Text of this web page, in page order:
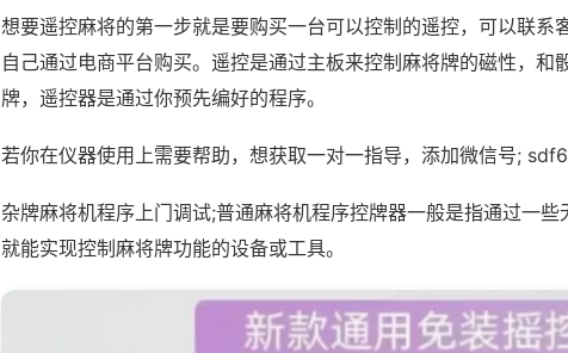
想要遥控麻将的第一步就是要购买一台可以控制的遥控，可以联系
自己通过电商平台购买。遥控是通过主板来控制麻将牌的磁性，和
牌，遥控器是通过你预先编好的程序。
若你在仪器使用上需要帮助，想获取一对一指导，添加微信号;
杂牌麻将机程序上门调试;普通麻将机程序控牌器一般是指通过一
就能实现控制麻将牌功能的设备或工具。